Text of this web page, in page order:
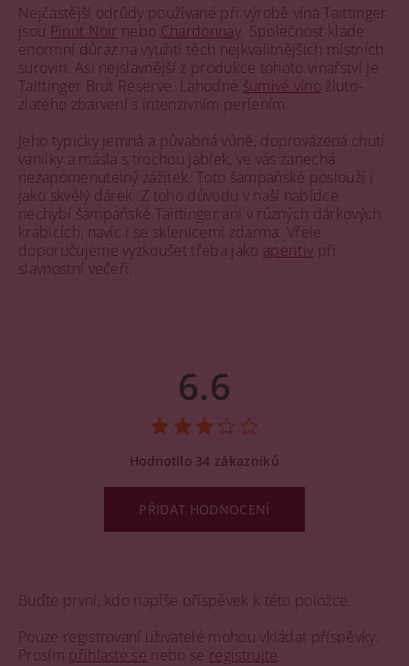
Nejčastější odrůdy používané při výrobě vína Taittinger
jsou Pinot Noir nebo Chardonnay. Společnost klade
enormní důraz na využití těch nejkvalitnějších místních
surovin. Asi nejslavnější z produkce tohoto vinařství je
Taittinger Brut Reserve. Lahodné šumivé víno žluto-
zlatého zbarvení s intenzivním perlením.
Jeho typicky jemná a půvabná vůně, doprovázená chutí
vanilky a másla s trochou jablek, ve vás zanechá
nezapomenutelný zážitek. Toto šampaňské poslouží i
jako skvělý dárek. Z toho důvodu v naší nabídce
nechybí šampaňské Taittinger ani v různých dárkových
krabicích, navíc i se sklenicemi zdarma. Vřele
doporučujeme vyzkoušet třeba jako aperitiv při
slavnostní večeři.
Buďte první, kdo napíše příspěvek k této položce.
Pouze registrovaní uživatelé mohou vkládat příspěvky.
Prosím přihlaste se nebo se registrujte
6.6
Hodnotilo 34 zákazníků
PŘIDAT HODNOCENÍ